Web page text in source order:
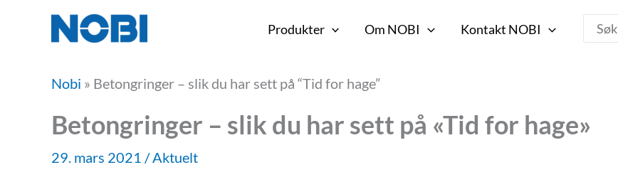
innholdet
Produkter Om NOBI Kontakt NOBI
Search
for:
Nobi » Betongringer – slik du har sett på “Tid for hage”
Betongringer – slik du har sett på «Tid for hage»
29. mars 2021 /Aktuelt